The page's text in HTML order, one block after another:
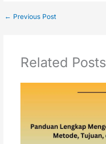
← Previous Post
Related Posts